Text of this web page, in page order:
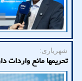
شهریاری:
تحریمها مانع واردات